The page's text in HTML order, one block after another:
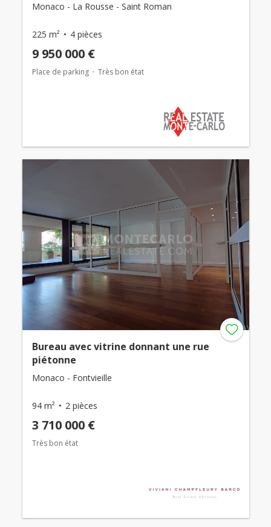
Monaco - La Rousse - Saint Roman
225 m² 4 pièces
9 950 000 €
Place de parking Très bon état
Bureau avec vitrine donnant une rue
piétonne
Monaco - Fontvieille
94 m² 2 pièces
3 710 000 €
Très bon état